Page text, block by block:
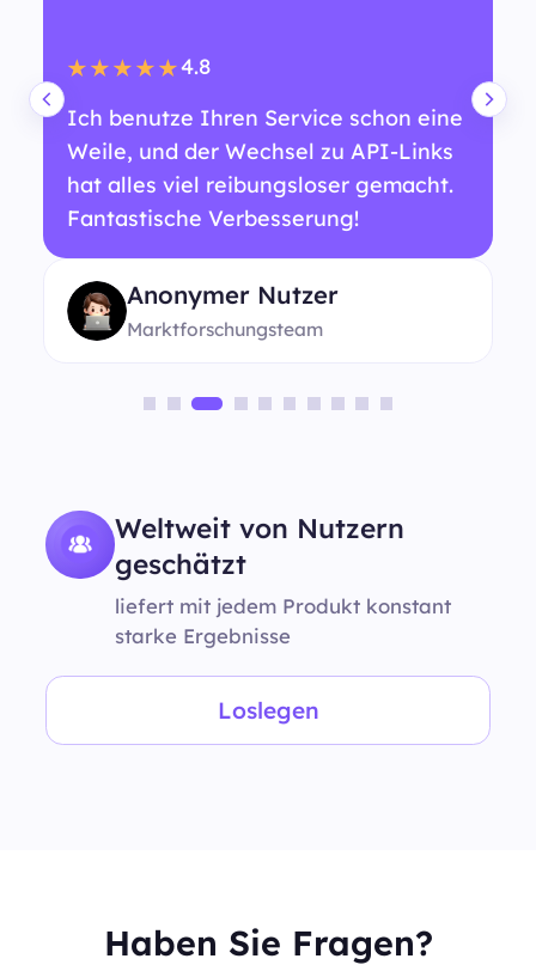
★★★★★4.8
Ich benutze Ihren Service schon eine
Weile, und der Wechsel zu API-Links
hat alles viel reibungsloser gemacht.
Fantastische Verbesserung!
Anonymer Nutzer
Marktforschungsteam
Weltweit von Nutzern
geschätzt
liefert mit jedem Produkt konstant
starke Ergebnisse
Loslegen
Haben Sie Fragen?